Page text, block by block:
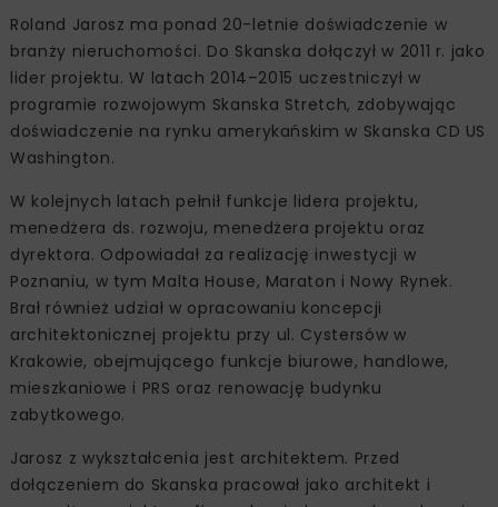
Roland Jarosz ma ponad 20-letnie doświadczenie w
branży nieruchomości. Do Skanska dołączył w 2011 r. jako
lider projektu. W latach 2014–2015 uczestniczył w
programie rozwojowym Skanska Stretch, zdobywając
doświadczenie na rynku amerykańskim w Skanska CD US
Washington.
W kolejnych latach pełnił funkcje lidera projektu,
menedżera ds. rozwoju, menedżera projektu oraz
dyrektora. Odpowiadał za realizację inwestycji w
Poznaniu, w tym Malta House, Maraton i Nowy Rynek.
Brał również udział w opracowaniu koncepcji
architektonicznej projektu przy ul. Cystersów w
Krakowie, obejmującego funkcje biurowe, handlowe,
mieszkaniowe i PRS oraz renowację budynku
zabytkowego.
Jarosz z wykształcenia jest architektem. Przed
dołączeniem do Skanska pracował jako architekt i